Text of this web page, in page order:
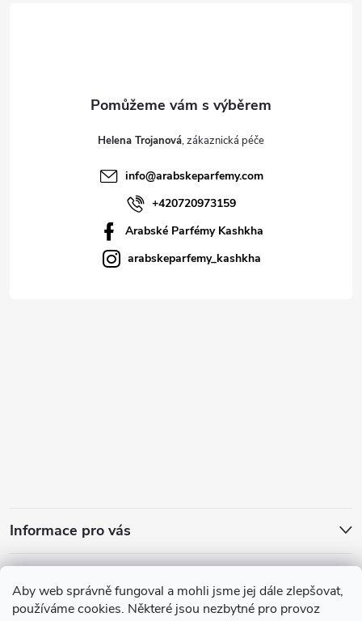
Aby web správně fungoval a mohli jsme jej dále zlepšovat,
používáme cookies. Některé jsou nezbytné pro provoz
Helena Trojanová
info@arabskeparfemy.com
+420720973159
Arabské Parfémy Kashkha
arabskeparfemy_kashkha
Informace pro vás